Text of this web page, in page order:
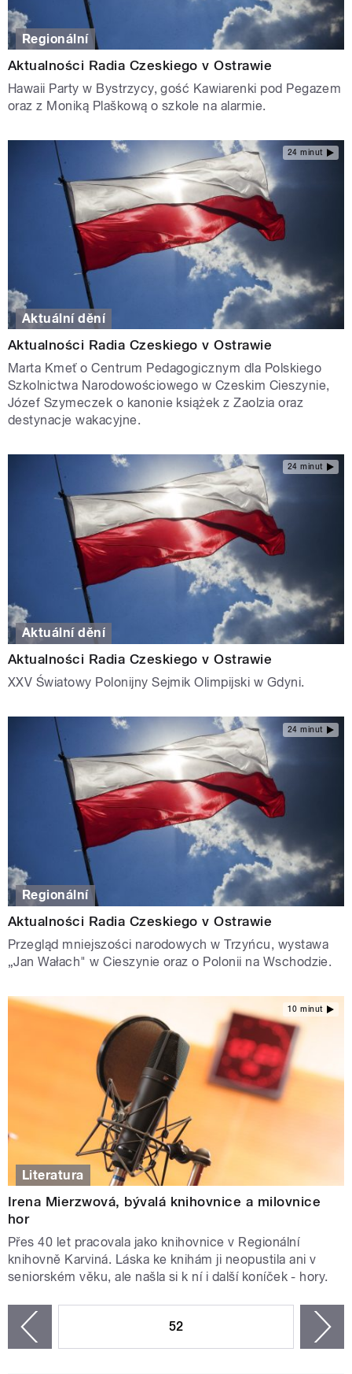
Regionální
Aktualności Radia Czeskiego v Ostrawie
Hawaii Party w Bystrzycy, gość Kawiarenki pod Pegazem
oraz z Moniką Plaškową o szkole na alarmie.
24 minut
Aktuální dění
Aktualności Radia Czeskiego v Ostrawie
Marta Kmeť o Centrum Pedagogicznym dla Polskiego
Szkolnictwa Narodowościowego w Czeskim Cieszynie,
Józef Szymeczek o kanonie książek z Zaolzia oraz
destynacje wakacyjne.
24 minut
Aktuální dění
Aktualności Radia Czeskiego v Ostrawie
XXV Światowy Polonijny Sejmik Olimpijski w Gdyni.
24 minut
Regionální
Aktualności Radia Czeskiego v Ostrawie
Przegląd mniejszości narodowych w Trzyńcu, wystawa
„Jan Wałach" w Cieszynie oraz o Polonii na Wschodzie.
10 minut
Literatura
Irena Mierzwová, bývalá knihovnice a milovnice
hor
Přes 40 let pracovala jako knihovnice v Regionální
knihovně Karviná. Láska ke knihám ji neopustila ani v
seniorském věku, ale našla si k ní i další koníček - hory.
52